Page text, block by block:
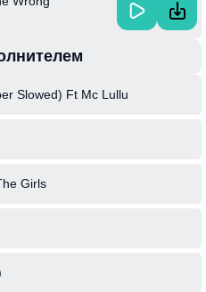
Slowed) Ft Mc Lullu
Girls